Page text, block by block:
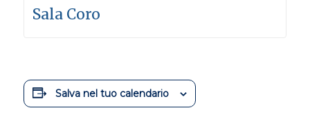
Sala Coro
Salva nel tuo calendario